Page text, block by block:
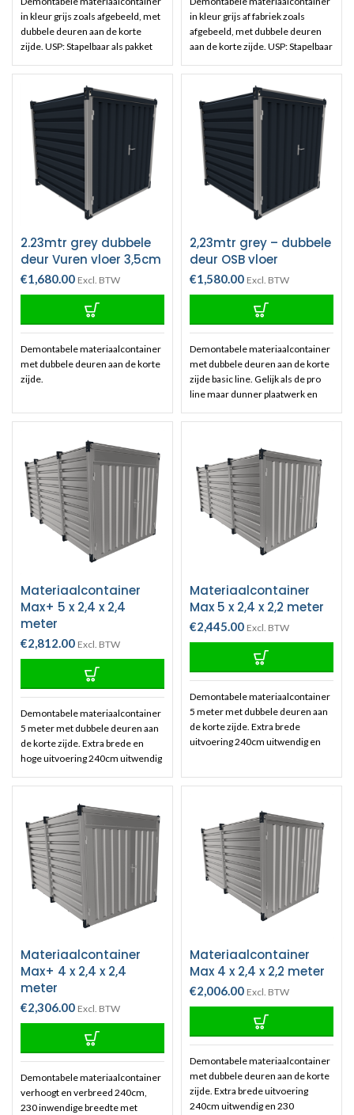
in kleur grijs zoals afgebeeld, met
dubbele deuren aan de korte
zijde. USP: Stapelbaar als pakket
Hoeken hebben pen en gat
verbinding tov te stapelen
containers.
De container bestaat
uit:1 x vloer vuren 3,5cm en 3
stalen bodem balken. 1 x dak
0.88mm verzinkt damwand plaat
met 3 steunbalken. 2 x zijwand
0.75 verzinkt damwand plaat met
3 steunbalken (staanders). 12 x
grijs hoekstukken ter bevestiging.
deurklink en cilinderslot. 1 x
achterwand verzinkt damwand
plaat.
in kleur grijs af fabriek zoals
afgebeeld, met dubbele deuren
aan de korte zijde. USP: Stapelbaar
container. Hoeken hebben pen en
gat verbinding tov te stapelen
containers.
2.23mtr grey dubbele
deur Vuren vloer 3,5cm
€1,680.00 Excl. BTW
Demontabele materiaalcontainer
met dubbele deuren aan de korte
zijde.
2,23mtr grey – dubbele
deur OSB vloer
€1,580.00 Excl. BTW
Demontabele materiaalcontainer
met dubbele deuren aan de korte
zijde basic line. Gelijk als de pro
line maar dunner plaatwerk en
houten planken van 3,5cm.
Materiaalcontainer
Max+ 5 x 2,4 x 2,4
meter
€2,812.00 Excl. BTW
Demontabele materiaalcontainer
5 meter met dubbele deuren aan
de korte zijde. Extra brede en
hoge uitvoering 240cm uitwendig
voor grotere ladingen. Interesse?
gebruik geheel vrijblijvend
onderstaande offerte formulier
voor een prijsvoorstel.
Materiaalcontainer
Max 5 x 2,4 x 2,2 meter
€2,445.00 Excl. BTW
Demontabele materiaalcontainer
5 meter met dubbele deuren aan
de korte zijde. Extra brede
uitvoering 240cm uitwendig en
gebruik geheel vrijblijvend
voor een prijsvoorstel.
Materiaalcontainer
Max+ 4 x 2,4 x 2,4
meter
€2,306.00 Excl. BTW
Demontabele materiaalcontainer
verhoogt en verbreed 240cm,
230 inwendige breedte met
Materiaalcontainer
Max 4 x 2,4 x 2,2 meter
€2,006.00 Excl. BTW
Demontabele materiaalcontainer
met dubbele deuren aan de korte
zijde. Extra brede uitvoering
240cm uitwendig en 230